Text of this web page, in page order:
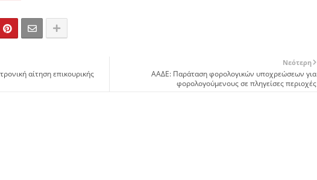
Νεότερη
ΑΑΔΕ: Παράταση φορολογικών υποχρεώσεων για
φορολογούμενους σε πληγείσες περιοχές
αίτηση επικουρικής